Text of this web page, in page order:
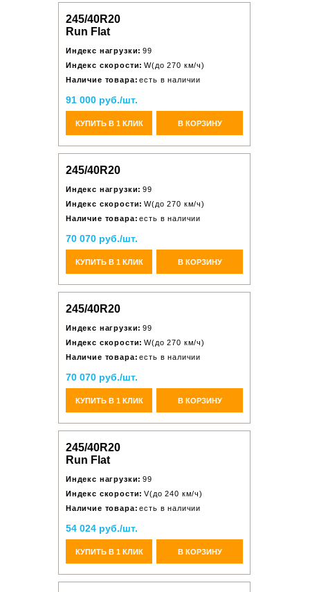
245/40R20
Run Flat
Индекс нагрузки: 99
Индекс скорости: W(до 270 км/ч)
Наличие товара: есть в наличии
91 000 руб./шт.
КУПИТЬ В 1 КЛИК В КОРЗИНУ
245/40R20
Индекс нагрузки: 99
Индекс скорости: W(до 270 км/ч)
Наличие товара: есть в наличии
70 070 руб./шт.
КУПИТЬ В 1 КЛИК В КОРЗИНУ
245/40R20
Индекс нагрузки: 99
Индекс скорости: W(до 270 км/ч)
Наличие товара: есть в наличии
70 070 руб./шт.
КУПИТЬ В 1 КЛИК В КОРЗИНУ
245/40R20
Run Flat
Индекс нагрузки: 99
Индекс скорости: V(до 240 км/ч)
Наличие товара: есть в наличии
54 024 руб./шт.
КУПИТЬ В 1 КЛИК В КОРЗИНУ